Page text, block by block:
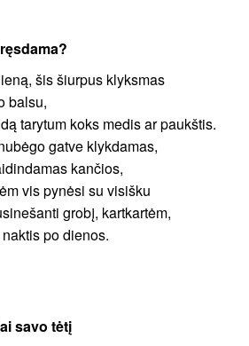
šis šiurpus klyksmas
balsu,
tarytum koks medis ar paukštis.
gatve klykdamas,
kančios,
vis pynėsi su visišku
grobį, kartkartėm,
po dienos.
savo tėtį